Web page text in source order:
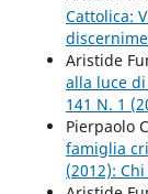
Cattolica:
Aristide
alla luce di
141 N. 1
Pierpaolo
famiglia
(2012):